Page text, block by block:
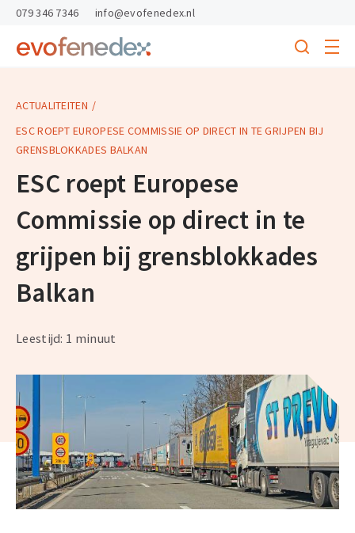
skipToContent
skipToFooter
Return
homepage
Search
menu
079 346 7346 info@evofenedex.nl
ACTUALITEITEN
ESC ROEPT EUROPESE COMMISSIE OP DIRECT IN TE GRIJPEN BIJ
GRENSBLOKKADES BALKAN
ESC roept Europese
Commissie op direct in te
grijpen bij grensblokkades
Balkan
Leestijd: 1 minuut